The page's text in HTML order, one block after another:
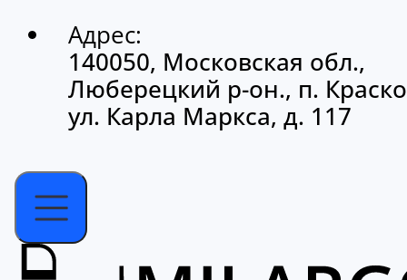
Адрес:
140050, Московская обл.,
Люберецкий р-он., п.
ул. Карла Маркса, д. 117